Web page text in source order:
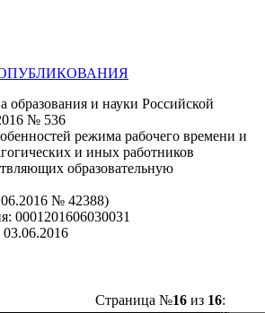
образования и науки Российской
№ 536
режима рабочего времени и
и иных работников
образовательную
№ 42388)
0001201606030031
03.06.2016
Страница №16из 16: